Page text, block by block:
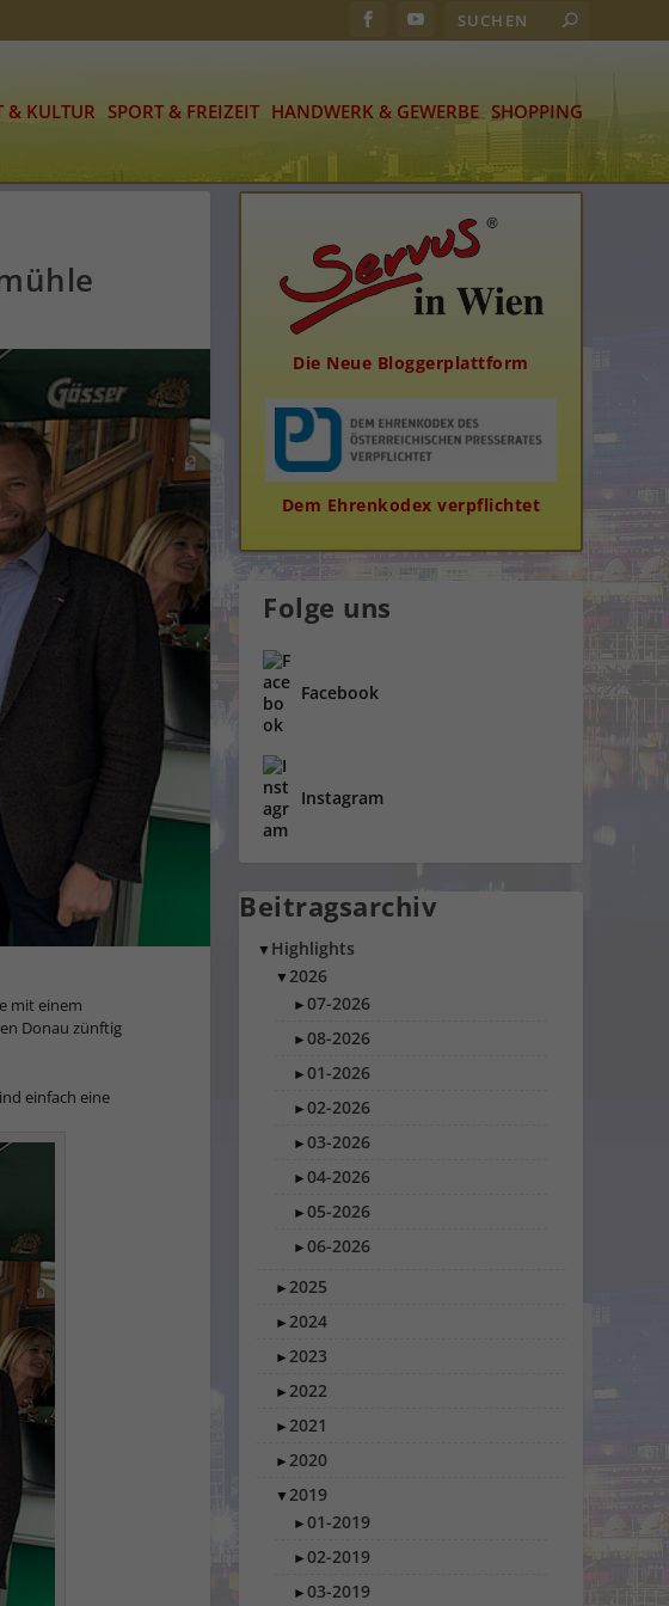
& KULTUR SPORT & FREIZEIT HANDWERK & GEWERBE SHOPPING
mit einem
Donau zünftig
einfach eine
Die Neue Bloggerplattform
Dem Ehrenkodex verpflichtet
Folge uns
Facebook
Instagram
Beitragsarchiv
▼ Highlights
▼2026
►07-2026
►08-2026
►01-2026
►02-2026
►03-2026
►04-2026
►05-2026
►06-2026
►2025
►2024
►2023
►2022
►2021
►2020
▼2019
►01-2019
►02-2019
►03-2019